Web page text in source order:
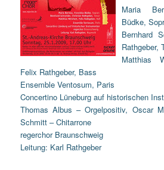
Maria
Büdke,
Bernhard
Rathgeber,
Matthias
Felix Rathgeber, Bass
Ensemble Ventosum, Paris
Concertino Lüneburg auf historischen
Thomas Albus – Orgelpositiv, Oscar
Schmitt – Chitarrone
regerchor Braunschweig
Leitung: Karl Rathgeber